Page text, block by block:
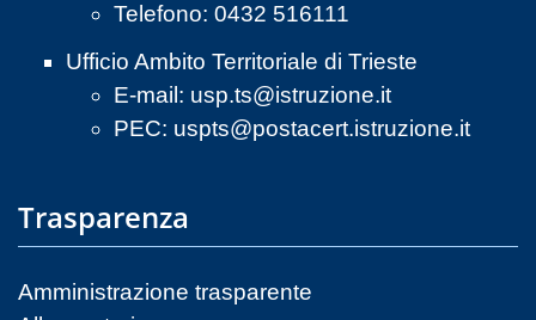
Telefono: 0432 516111
Ufficio Ambito Territoriale di Trieste
E-mail: usp.ts@istruzione.it
PEC: uspts@postacert.istruzione.it
Trasparenza
Amministrazione trasparente